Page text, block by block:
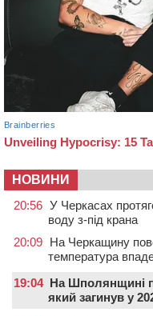
НОВИНИ
20:56 У Черкасах
воду з-під крана
20:09 На Черкащину
температура
19:04 На Шполянщині
який загинув у